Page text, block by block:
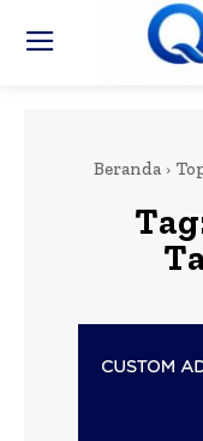
Beranda